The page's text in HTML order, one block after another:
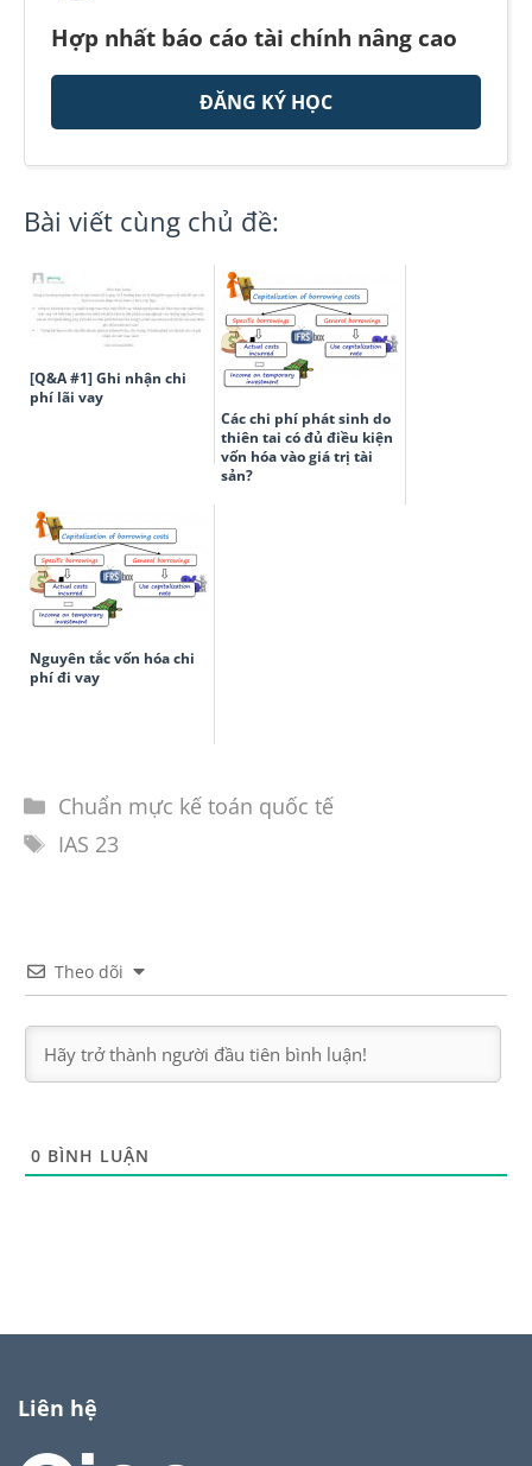
Hợp nhất báo cáo tài chính nâng cao
ĐĂNG KÝ HỌC
Bài viết cùng chủ đề:
[Q&A #1] Ghi nhận chi
phí lãi vay
Các chi phí phát sinh do
thiên tai có đủ điều kiện
vốn hóa vào giá trị tài
sản?
Nguyên tắc vốn hóa chi
phí đi vay
Chuẩn mực kế toán quốc tế
IAS 23
Theo dõi
0 BÌNH LUẬN
Liên hệ